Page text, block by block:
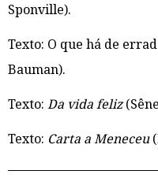
Sponville).
Texto: O que há de
Bauman).
Texto: Da vida feliz
Texto: Carta a Meneceu